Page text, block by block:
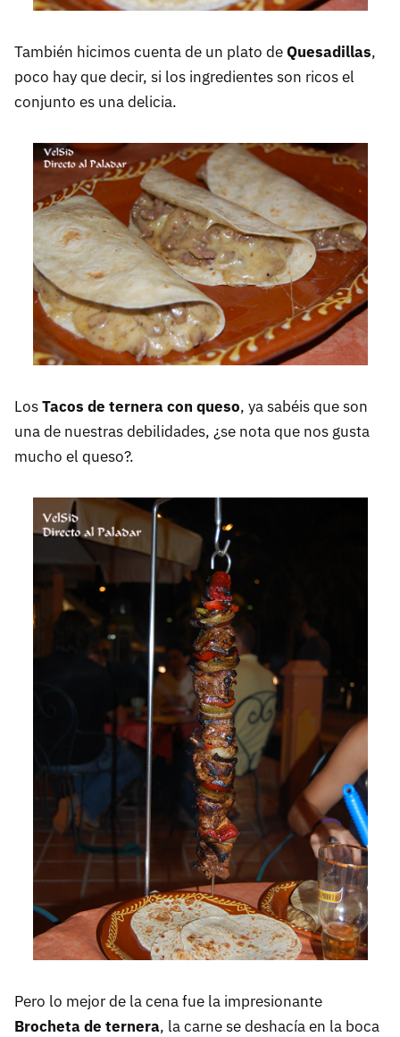
También hicimos cuenta de un plato deQuesadillas,
poco hay que decir, si los ingredientes son ricos el
conjunto es una delicia.
LosTacos de ternera con queso, ya sabéis que son
una de nuestras debilidades, ¿se nota que nos gusta
mucho el queso?.
Pero lo mejor de la cena fue la impresionante
Brocheta de ternera, la carne se deshacía en la boca